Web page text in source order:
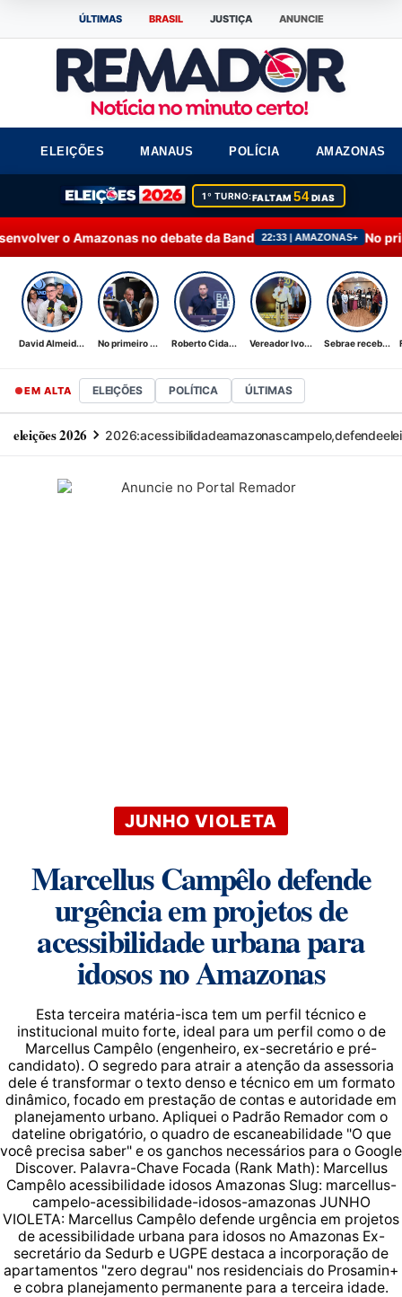
ÚLTIMAS BRASIL JUSTIÇA ANUNCIE
ELEIÇÕES MANAUS POLÍCIA AMAZONAS
1º TURNO:FALTAM54DIAS
no debate da Band 22:33 | AMAZONAS+ No primeiro debate,
David Almeid... No primeiro ... Roberto Cida... Vereador Ivo... Sebrae receb...
EM ALTA ELEIÇÕES POLÍTICA ÚLTIMAS
eleições 2026 2026:acessibilidadeamazonascampelo,defende
JUNHO VIOLETA
Marcellus Campêlo defende
urgência em projetos de
acessibilidade urbana para
idosos no Amazonas
Esta terceira matéria-isca tem um perfil técnico e
institucional muito forte, ideal para um perfil como o de
Marcellus Campêlo (engenheiro, ex-secretário e pré-
candidato). O segredo para atrair a atenção da assessoria
dele é transformar o texto denso e técnico em um formato
dinâmico, focado em prestação de contas e autoridade em
planejamento urbano. Apliquei o Padrão Remador com o
dateline obrigatório, o quadro de escaneabilidade "O que
você precisa saber" e os ganchos necessários para o Google
Discover. Palavra-Chave Focada (Rank Math): Marcellus
Campêlo acessibilidade idosos Amazonas Slug: marcellus-
campelo-acessibilidade-idosos-amazonas JUNHO
VIOLETA: Marcellus Campêlo defende urgência em projetos
de acessibilidade urbana para idosos no Amazonas Ex-
secretário da Sedurb e UGPE destaca a incorporação de
apartamentos "zero degrau" nos residenciais do Prosamin+
e cobra planejamento permanente para a terceira idade.